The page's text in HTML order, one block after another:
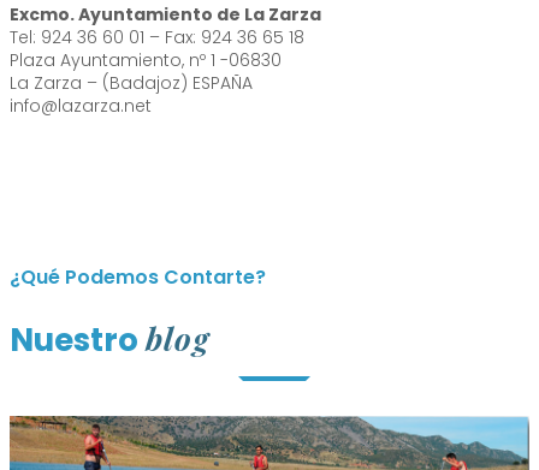
Excmo. Ayuntamiento de La Zarza
Tel: 924 36 60 01 – Fax: 924 36 65 18
Plaza Ayuntamiento, nº 1 -06830
La Zarza – (Badajoz) ESPAÑA
info@lazarza.net
¿Qué Podemos Contarte?
Nuestroblog